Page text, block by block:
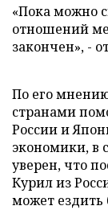
«Пока можно
отношений
закончен», -
По его
странами
России и
экономики, в
уверен, что
Курил из
может ездить